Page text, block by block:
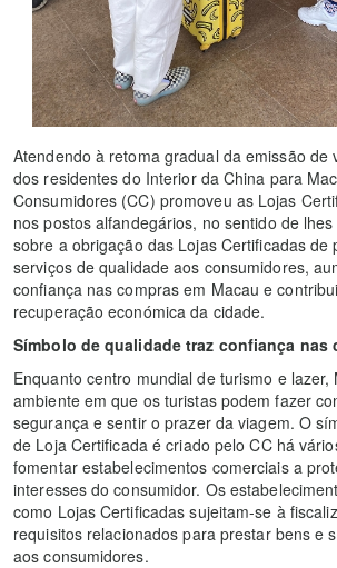
Atendendo à retoma gradual da emissão de
dos residentes do Interior da China para
Consumidores (CC) promoveu as Lojas
nos postos alfandegários, no sentido de
sobre a obrigação das Lojas Certificadas de
serviços de qualidade aos consumidores,
confiança nas compras em Macau e
recuperação económica da cidade.
Símbolo de qualidade traz confiança nas
Enquanto centro mundial de turismo e lazer,
ambiente em que os turistas podem fazer
segurança e sentir o prazer da viagem. O
de Loja Certificada é criado pelo CC há
fomentar estabelecimentos comerciais a
interesses do consumidor. Os
como Lojas Certificadas sujeitam-se à
requisitos relacionados para prestar bens e
aos consumidores.